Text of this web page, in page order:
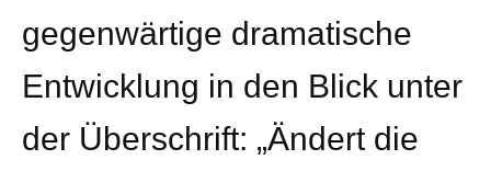
gegenwärtige dramatische
Entwicklung in den Blick unter
der Überschrift: „Ändert die